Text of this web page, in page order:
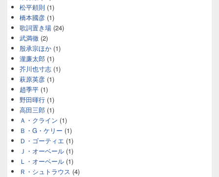
松平頼則 (1)
橋本國彦 (1)
歌詞置き場 (24)
武満徹 (2)
殷承宗ほか (1)
瀧廉太郎 (1)
芥川也寸志 (1)
萩原英彦 (1)
趙季平 (1)
野田暉行 (1)
高田三郎 (1)
Ａ・クライン (1)
Ｂ・G・ケリー (1)
Ｄ・ゴーティエ (1)
Ｊ・オーベール (1)
Ｌ・オーベール (1)
Ｒ・シュトラウス (4)